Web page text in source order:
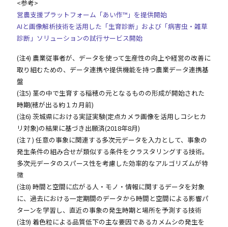
<参考>
営農支援プラットフォーム「あい作™」を提供開始
AIと画像解析技術を活用した「生育診断」および「病害虫・雑草
診断」ソリューションの試行サービス開始
(注4) 農業従事者が、データを使って生産性の向上や経営の改善に
取り組むための、データ連携や提供機能を持つ農業データ連携基
盤
(注5) 茎の中で生育する稲穂の元となるものの形成が開始された
時期(穂が出る約１カ月前)
(注6) 茨城県における実証実験(定点カメラ画像を活用しコシヒカ
リ対象)の結果に基づき出願済(2018年8月)
(注７) 任意の事象に関連する多次元データを入力として、事象の
発生条件の組み合せが類似する条件をクラスタリングする技術。
多次元データのスパース性を考慮した効率的なアルゴリズムが特
徴
(注8) 時間と空間に広がる人・モノ・情報に関するデータを対象
に、過去における一定期間のデータから時間と空間による影響パ
ターンを学習し、直近の事象の発生時期と場所を予測する技術
(注9) 着色粒による品質低下の主な要因であるカメムシの発生を